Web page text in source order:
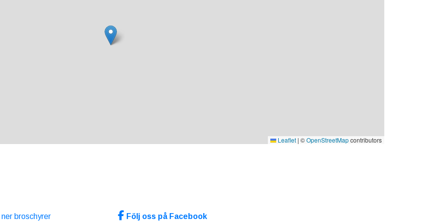
Leaflet | ©OpenStreetMapcontributors
ner broschyrer Följ oss på Facebook